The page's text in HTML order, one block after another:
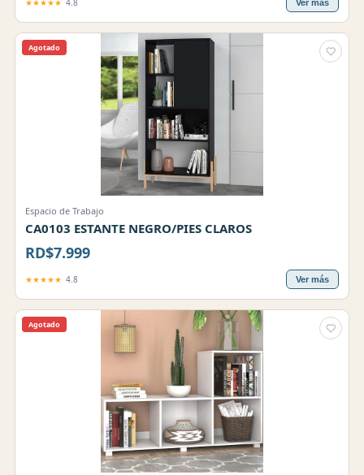
Ver más
Agotado
Espacio de Trabajo
CA0103 ESTANTE NEGRO/PIES CLAROS
RD$7.999
★★★★★ 4.8 Ver más
Agotado